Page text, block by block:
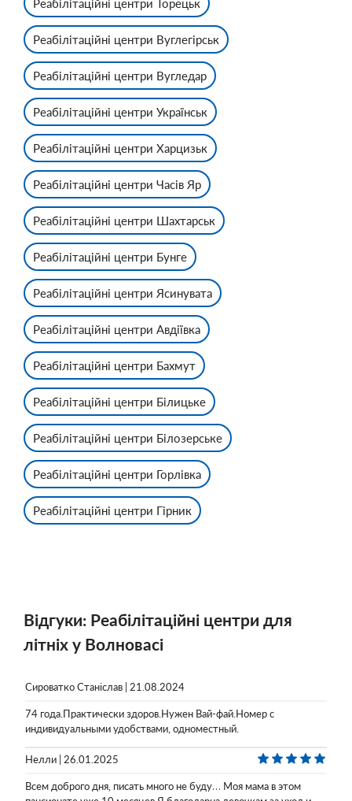
Реабілітаційні центри Торецьк
Реабілітаційні центри Вуглегірськ
Реабілітаційні центри Вугледар
Реабілітаційні центри Українськ
Реабілітаційні центри Харцизьк
Реабілітаційні центри Часів Яр
Реабілітаційні центри Шахтарськ
Реабілітаційні центри Бунге
Реабілітаційні центри Ясинувата
Реабілітаційні центри Авдіївка
Реабілітаційні центри Бахмут
Реабілітаційні центри Білицьке
Реабілітаційні центри Білозерське
Реабілітаційні центри Горлівка
Реабілітаційні центри Гірник
Відгуки: Реабілітаційні центри для
літніх у Волновасі
Сироватко Станіслав | 21.08.2024
74 года.Практически здоров.Нужен Вай-фай.Номер с
индивидуальными удобствами, одноместный.
Нелли | 26.01.2025
Всем доброго дня, писать много не буду… Моя мама в этом